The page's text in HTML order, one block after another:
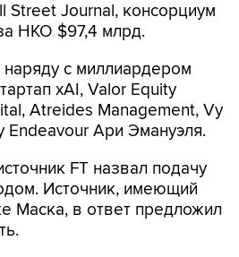
Street Journal, консорциум
НКО $97,4 млрд.
наряду с миллиардером
xAI, Valor Equity
Atreides Management, Vy
Endeavour Ари Эмануэля.
FT назвал подачу
Источник, имеющий
Маска, в ответ предложил